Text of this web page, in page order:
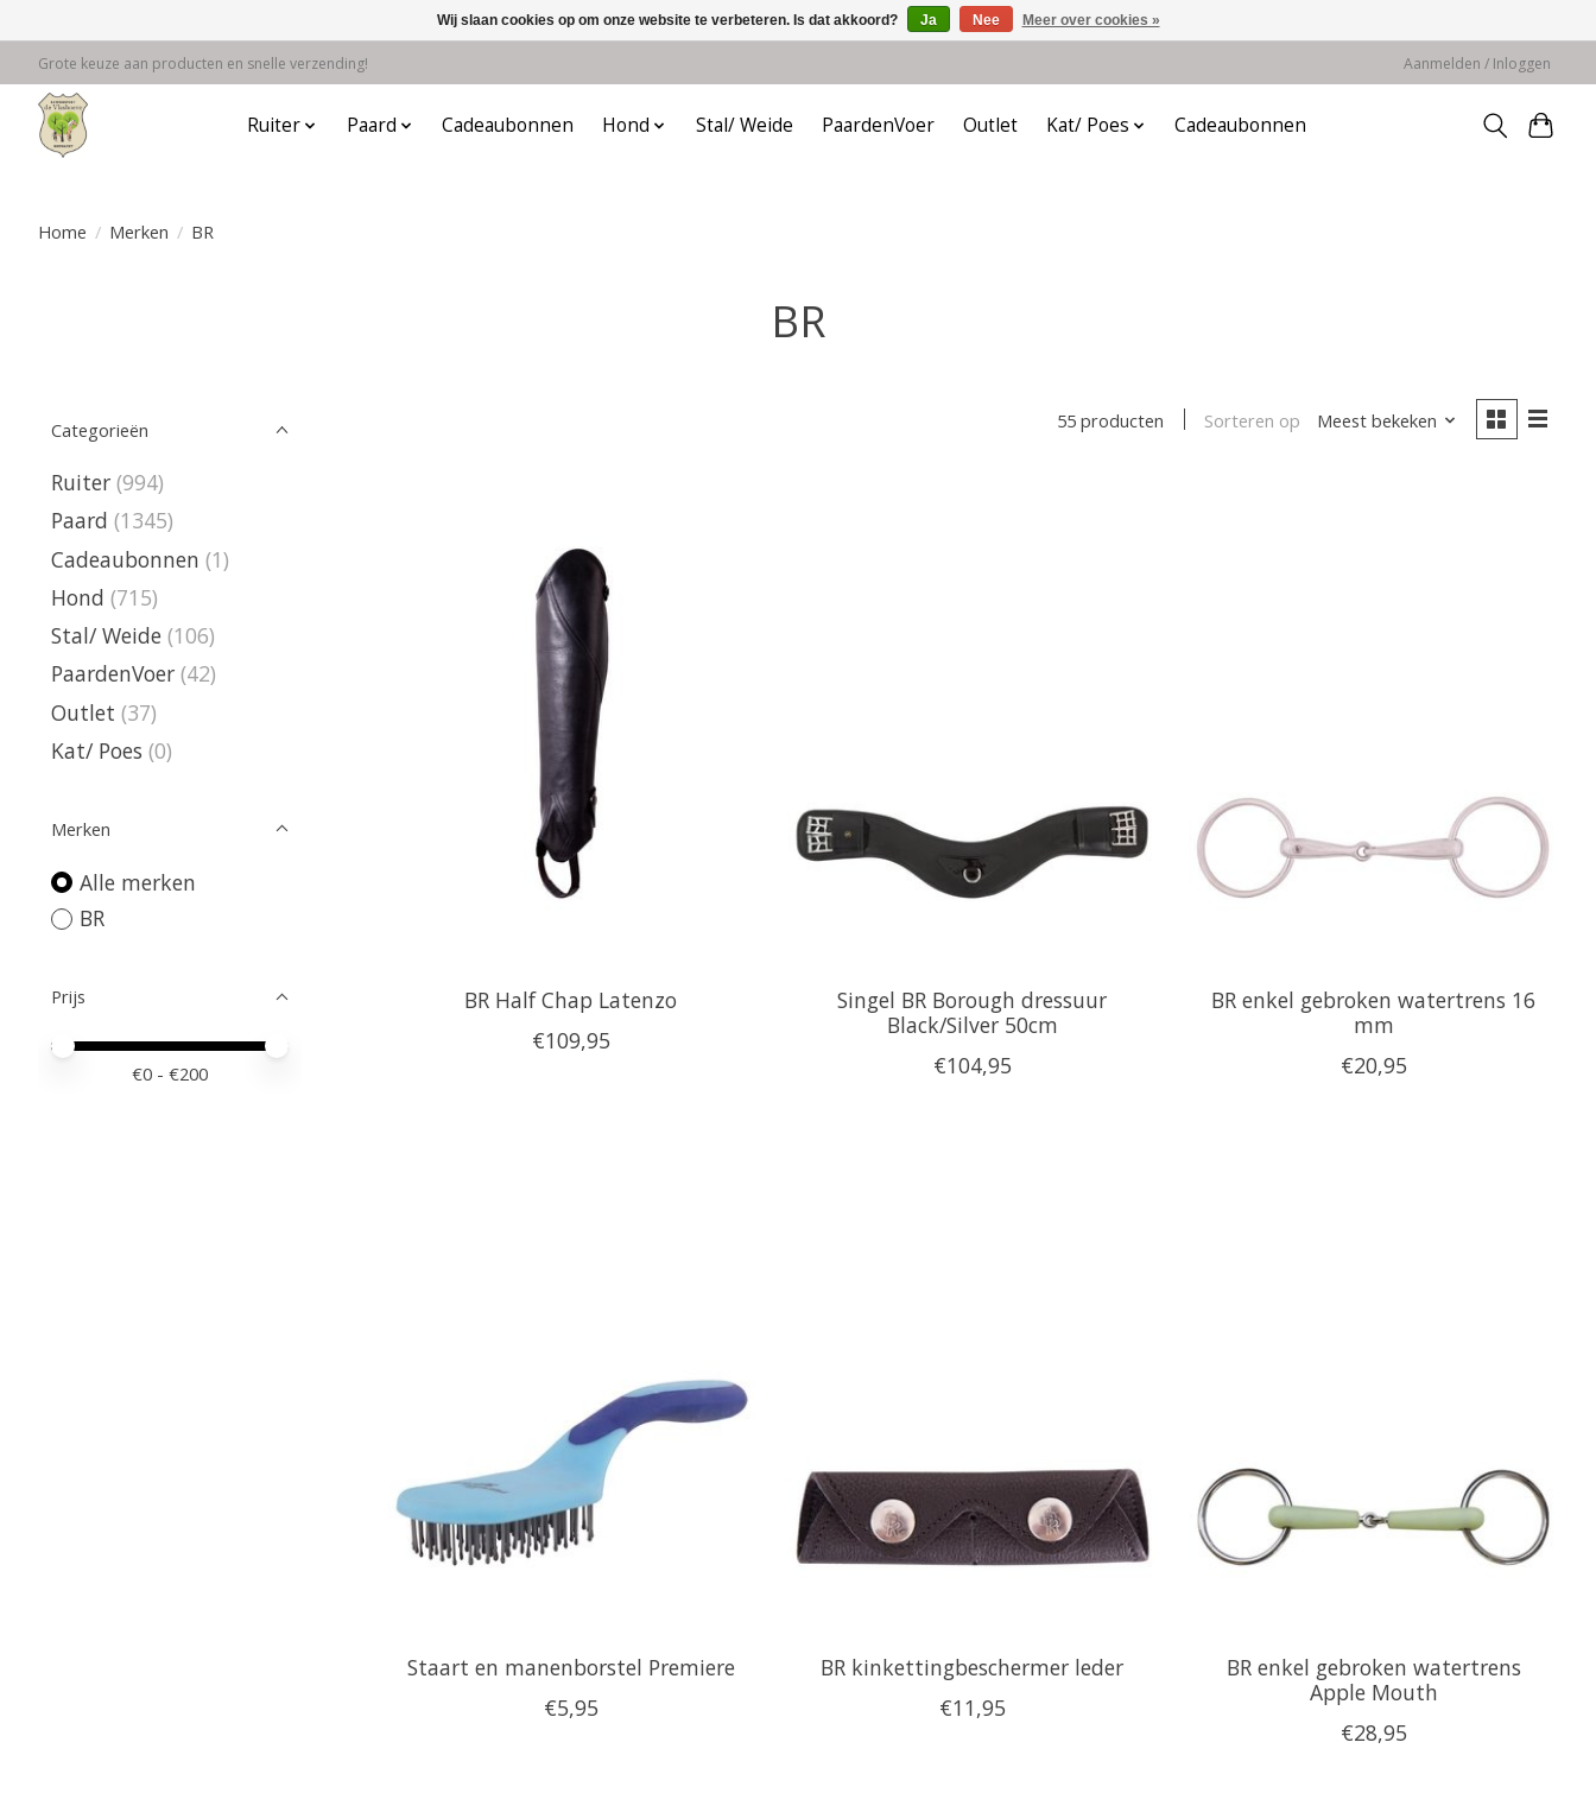
Grote keuze aan producten en snelle verzending! Aanmelden / Inloggen
Ruiter Paard Cadeaubonnen Hond Stal/ Weide PaardenVoer Outlet Kat/ Poes Cadeaubonnen
Home / Merken / BR
BR
Categorieën
Ruiter (994)
Paard (1345)
Cadeaubonnen (1)
Hond (715)
Stal/ Weide (106)
PaardenVoer (42)
Outlet (37)
Kat/ Poes (0)
Merken
Alle merken
BR
Prijs
Minimale prijswaarde
Price maximum value
€0 - €200
55 producten Sorteren op Meest bekeken
BR Half Chap Latenzo
€109,95
Singel BR Borough dressuur
Black/Silver 50cm
€104,95
BR enkel gebroken watertrens 16
mm
€20,95
Staart en manenborstel Premiere
€5,95
BR kinkettingbeschermer leder
€11,95
BR enkel gebroken watertrens
Apple Mouth
€28,95
Wij slaan cookies op om onze website te verbeteren. Is dat akkoord? Ja Nee Meer over cookies »